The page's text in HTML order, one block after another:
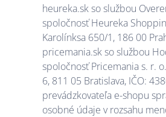
heureka.sk so službou
spoločnosť Heureka
Karolínksa 650/1, 186 00
pricemania.sk so službou
spoločnosť Pricemania s. r.
6, 811 05 Bratislava, IČO:
prevádzkovateľa e-shopu
osobné údaje v rozsahu